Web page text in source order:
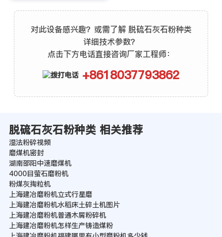
对此设备感兴趣？或需了解 脱硫石灰石粉种类
详细技术参数？
点击下方电话直接咨询厂家工程师：
+8618037793862
脱硫石灰石粉种类 相关推荐
湿法粉碎视频
磨煤机密封
湖南邵阳中速磨煤机
4000目萤石磨粉机
粉煤灰掏粒机
上海建冶磨粉机立式行星磨
上海建冶磨粉机水稻床土碎土机图片
上海建冶磨粉机普通木屑粉碎机
上海建冶磨粉机怎样生产铸造煤粉